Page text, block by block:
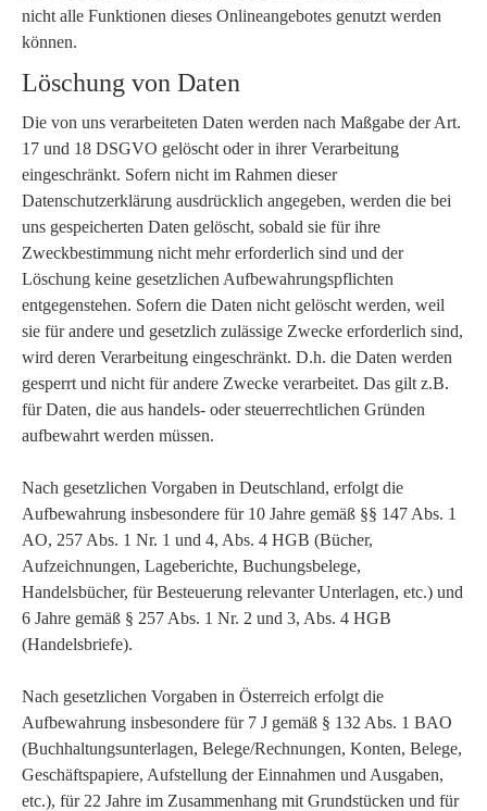
nicht alle Funktionen dieses Onlineangebotes genutzt werden
können.
Löschung von Daten
Die von uns verarbeiteten Daten werden nach Maßgabe der Art.
17 und 18 DSGVO gelöscht oder in ihrer Verarbeitung
eingeschränkt. Sofern nicht im Rahmen dieser
Datenschutzerklärung ausdrücklich angegeben, werden die bei
uns gespeicherten Daten gelöscht, sobald sie für ihre
Zweckbestimmung nicht mehr erforderlich sind und der
Löschung keine gesetzlichen Aufbewahrungspflichten
entgegenstehen. Sofern die Daten nicht gelöscht werden, weil
sie für andere und gesetzlich zulässige Zwecke erforderlich sind,
wird deren Verarbeitung eingeschränkt. D.h. die Daten werden
gesperrt und nicht für andere Zwecke verarbeitet. Das gilt z.B.
für Daten, die aus handels- oder steuerrechtlichen Gründen
aufbewahrt werden müssen.
Nach gesetzlichen Vorgaben in Deutschland, erfolgt die
Aufbewahrung insbesondere für 10 Jahre gemäß §§ 147 Abs. 1
AO, 257 Abs. 1 Nr. 1 und 4, Abs. 4 HGB (Bücher,
Aufzeichnungen, Lageberichte, Buchungsbelege,
Handelsbücher, für Besteuerung relevanter Unterlagen, etc.) und
6 Jahre gemäß § 257 Abs. 1 Nr. 2 und 3, Abs. 4 HGB
(Handelsbriefe).
Nach gesetzlichen Vorgaben in Österreich erfolgt die
Aufbewahrung insbesondere für 7 J gemäß § 132 Abs. 1 BAO
(Buchhaltungsunterlagen, Belege/Rechnungen, Konten, Belege,
Geschäftspapiere, Aufstellung der Einnahmen und Ausgaben,
etc.), für 22 Jahre im Zusammenhang mit Grundstücken und für